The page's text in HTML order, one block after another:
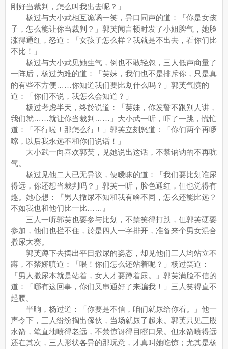
刚好当裁判，怎么叫我出去呢？」
杨过与大小武相互诡谲一笑，异口同声的道：「你是女孩
子，怎么能让你当裁判？」郭芙闻言顿时发了小姐脾气，她脸
涨得通红，怒道：「女孩子怎么样？我就是不出去，看你们比
不比！」
杨过与大小武见她生气，倒也不敢轻忽，三人低声商量了
一阵后，杨过为难的道：「芙妹，我们也不是排斥你，只是真
的有些不方便……你知道我们要比划什么吗？」郭芙气愤的
道：「你们不说，我怎么会知道？」
杨过考虑半天，终於说道：「芙妹，你发誓不跟别人讲，
我们就……就让你当裁判……」大小武一听，吓了一跳，慌忙
道：「不行啦！那怎么行！」郭芙立刻怒道：「你们两个再啰
嗦，以后我永远不和你们说话！」
大小武一向喜欢郭芙，见她说出这话，不禁讷讷的不再吭
气。
杨过见他二人已无异议，便暧昧的道：「我们要比划谁尿
得远，你还想当裁判吗？」郭芙一听，脸色通红，但也觉得有
趣。她心想：『男人撒尿不知和我有啥不同，怎么还能比远？
不如我也和他们比一比……』
三人一听郭芙也要参与比划，不禁笑得打跌，但郭芙硬要
参加，他们也拦不住，於是四人一字排开，准备来个男女混合
撒尿大赛。
郭芙蹲下去摆出平日撒尿的姿态，却见他们三人均站立不
蹲，不禁娇嗔道：「喂！你们怎么还站着呢？」杨过笑道：
「男人撒尿本就是站着，女人才要蹲着尿。」郭芙满脸不信的
道：「哪有这回事，你们又串通好了来骗我！」三人笑得直不
起腰。
半晌，杨过道：「你要是不信，咱们就尿给你看。」他一
声令下，三人纷纷掏出傢伙，当场就尿了起来。郭芙只见三股
水箭，笔直地喷得老远，不禁惊讶得目瞪口呆。但水箭喷得远
还在其次，三人形状各异的那玩意，才真叫她吃惊；尤其是杨